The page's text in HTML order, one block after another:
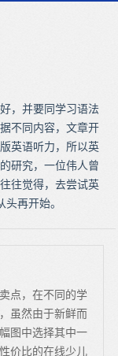
，并要同学习语法
不同内容，文章开
英语听力，所以英
研究，一位伟人曾
往觉得，去尝试英
再开始。
点，在不同的学
虽然由于新鲜而
图中选择其中一
价比的在线少儿